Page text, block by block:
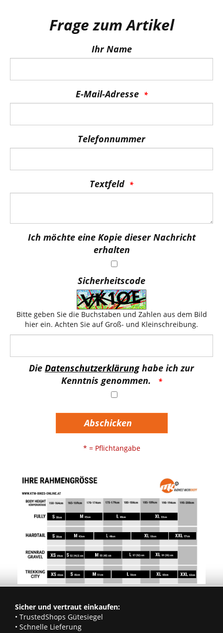
Frage zum Artikel
Ihr Name
E-Mail-Adresse
Telefonnummer
Textfeld
Ich möchte eine Kopie dieser Nachricht
erhalten
Sicherheitscode
Bitte geben Sie die Buchstaben und Zahlen aus dem Bild
hier ein. Achten Sie auf Groß- und Kleinschreibung.
Die Datenschutzerklärunghabe ich zur
Kenntnis genommen.
Abschicken
* = Pflichtangabe
Sicher und vertraut einkaufen:
• TrustedShops Gütesiegel
• Schnelle Lieferung